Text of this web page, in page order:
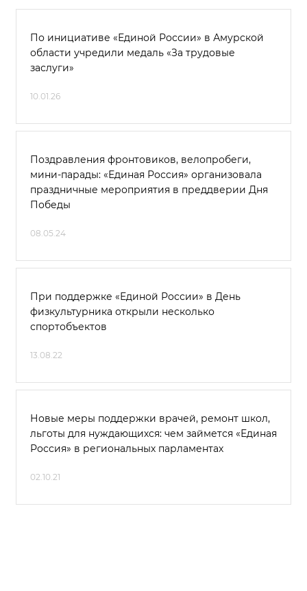
По инициативе «Единой России» в Амурской
области учредили медаль «За трудовые
заслуги»
10.01.26
Поздравления фронтовиков, велопробеги,
мини-парады: «Единая Россия» организовала
праздничные мероприятия в преддверии Дня
Победы
08.05.24
При поддержке «Единой России» в День
физкультурника открыли несколько
спортобъектов
13.08.22
Новые меры поддержки врачей, ремонт школ,
льготы для нуждающихся: чем займется «Единая
Россия» в региональных парламентах
02.10.21